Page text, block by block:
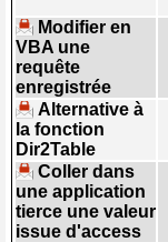
Modifier en
VBA une
requête
enregistrée
Alternative à
la fonction
Dir2Table
Coller dans
une application
tierce une valeur
issue d'access